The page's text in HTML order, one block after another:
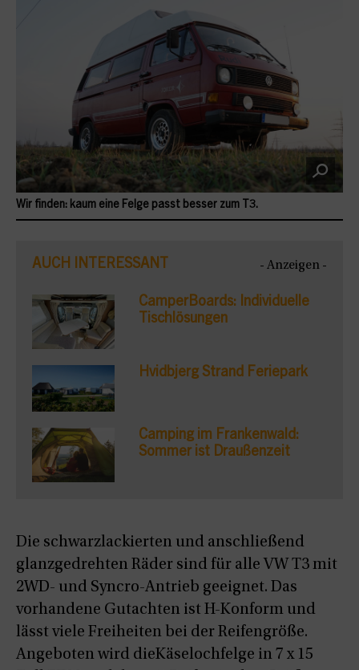
Wir finden: kaum eine Felge passt besser zum T3.
AUCH INTERESSANT - Anzeigen -
CamperBoards: Individuelle
Tischlösungen
Hvidbjerg Strand Feriepark
Camping im Frankenwald:
Sommer ist Draußenzeit
Die schwarzlackierten und anschließend
glanzgedrehten Räder sind für alle VW T3 mit
2WD- und Syncro-Antrieb geeignet. Das
vorhandene Gutachten ist H-Konform und
lässt viele Freiheiten bei der Reifengröße.
Angeboten wird dieKäselochfelge in 7 x 15